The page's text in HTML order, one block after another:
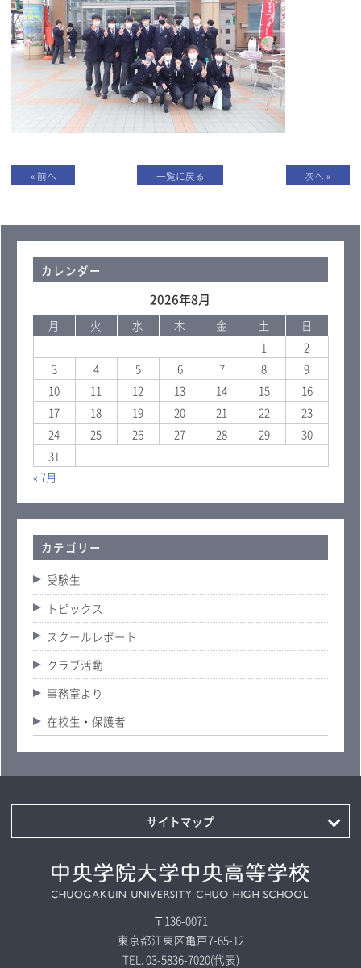
« 前へ 一覧に戻る 次へ »
カレンダー
2026年8月
月 火 水 木 金 土
日
1
2
3
4 5 6 7 8
9
10
11 12 13 14 15
16
17
18 19 20 21 22
23
24
25 26 27 28 29
30
31
« 7月
カテゴリー
受験生
トピックス
スクールレポート
クラブ活動
事務室より
在校生・保護者
サイトマップ
〒136-0071
東京都江東区亀戸7-65-12
TEL. 03-5836-7020(代表)